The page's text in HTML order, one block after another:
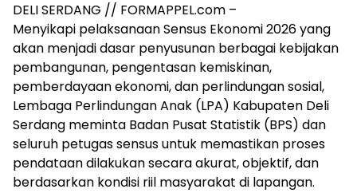
DELI SERDANG // FORMAPPEL.com –
Menyikapi pelaksanaan Sensus Ekonomi 2026 yang
akan menjadi dasar penyusunan berbagai kebijakan
pembangunan, pengentasan kemiskinan,
pemberdayaan ekonomi, dan perlindungan sosial,
Lembaga Perlindungan Anak (LPA) Kabupaten Deli
Serdang meminta Badan Pusat Statistik (BPS) dan
seluruh petugas sensus untuk memastikan proses
pendataan dilakukan secara akurat, objektif, dan
berdasarkan kondisi riil masyarakat di lapangan.